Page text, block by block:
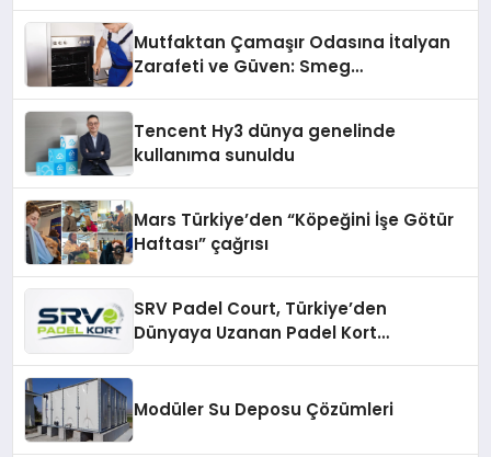
Mutfaktan Çamaşır Odasına İtalyan
Zarafeti ve Güven: Smeg
Tencent Hy3 dünya genelinde
kullanıma sunuldu
Mars Türkiye’den “Köpeğini İşe Götür
Haftası” çağrısı
SRV Padel Court, Türkiye’den
Dünyaya Uzanan Padel Kort
Modüler Su Deposu Çözümleri